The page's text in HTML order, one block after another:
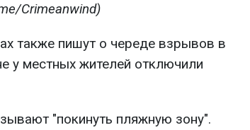
Crimeanwind)
также пишут о череде взрывов в
у местных жителей отключили
"покинуть пляжную зону".